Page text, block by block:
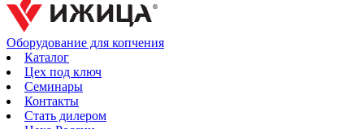
Оборудование для копчения
Каталог
Цех под ключ
Семинары
Контакты
Стать дилером